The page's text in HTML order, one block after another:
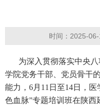
时间：2025-
为深入贯彻落实中央
学院党务干部、党员骨干
能力，6月11日至14日，
色血脉”专题培训班在陕